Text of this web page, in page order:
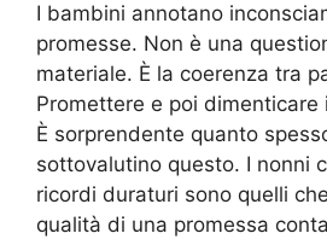
I bambini annotano
promesse. Non è una
materiale. È la coerenza tra
Promettere e poi dimenticare
È sorprendente quanto
sottovalutino questo. I nonni
ricordi duraturi sono quelli
qualità di una promessa